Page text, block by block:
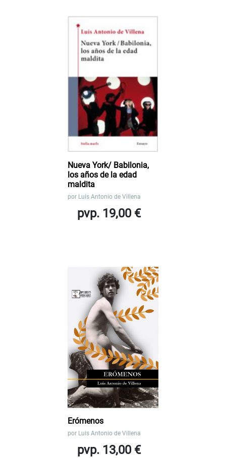
Nueva York/ Babilonia,
los años de la edad
maldita
por Luis Antonio de Villena
pvp. 19,00 €
Erómenos
por Luis Antonio de Villena
pvp. 13,00 €